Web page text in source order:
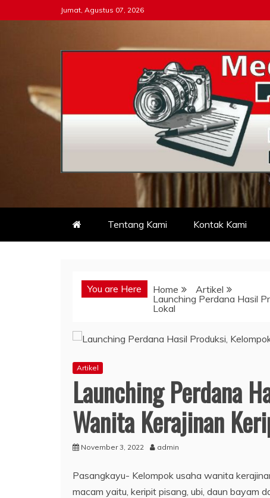
to
Jumat, Agustus 07, 2026
Tipikor-ri-
Keadilan Itu Wajib Bersih
Tentang Kami Kontak Kami
You are Here Home
Artikel
Launching Perdana Hasil
Lokal
Artikel
Launching Perdana
Wanita Kerajinan
November 3, 2022 admin
Pasangkayu- Kelompok usaha wanita
macam yaitu, keripit pisang, ubi, daun bayam